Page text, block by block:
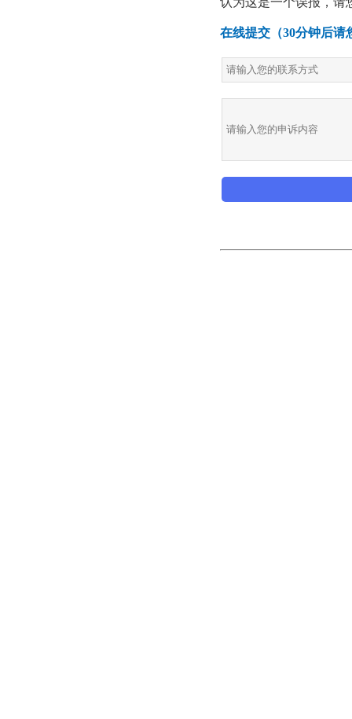
在线提交（30分钟后请